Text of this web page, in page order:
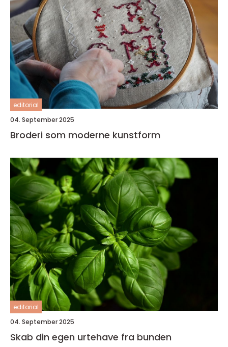
editorial
04. September 2025
Broderi som moderne kunstform
editorial
04. September 2025
Skab din egen urtehave fra bunden